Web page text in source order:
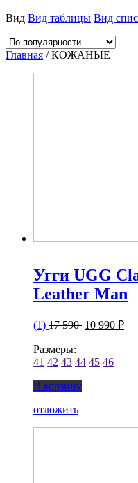
Вид Вид таблицы Вид
Главная / КОЖАНЫЕ
Угги UGG
Leather Man
(1) 17 590 10 990 ₽
Размеры:
41 42 43 44 45 46
В корзину
отложить